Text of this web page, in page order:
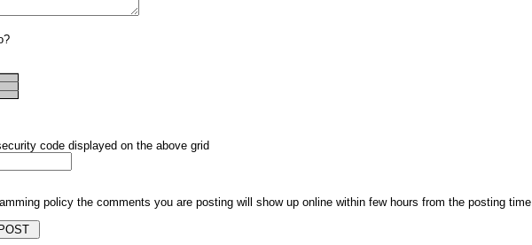
code displayed on the above grid
policy the comments you are posting will show up online within few hours from the posting time.